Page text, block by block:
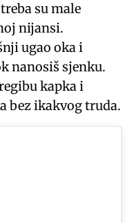
su male
nijansi.
ugao oka i
nanosiš sjenku.
kapka i
bez ikakvog truda.